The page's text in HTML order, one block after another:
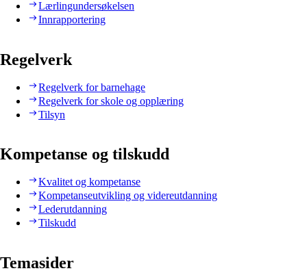
Lærlingundersøkelsen
Innrapportering
Regelverk
Regelverk for barnehage
Regelverk for skole og opplæring
Tilsyn
Kompetanse og tilskudd
Kvalitet og kompetanse
Kompetanseutvikling og videreutdanning
Lederutdanning
Tilskudd
Temasider